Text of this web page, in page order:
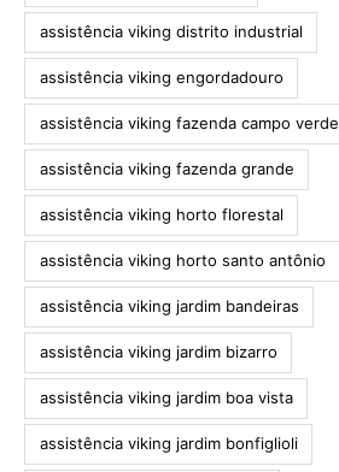
assistência viking distrito industrial
assistência viking engordadouro
assistência viking fazenda campo verde
assistência viking fazenda grande
assistência viking horto florestal
assistência viking horto santo antônio
assistência viking jardim bandeiras
assistência viking jardim bizarro
assistência viking jardim boa vista
assistência viking jardim bonfiglioli